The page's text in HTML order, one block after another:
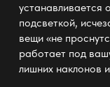
устанавливается
подсветкой,
вещи «не
работает под
лишних наклонов